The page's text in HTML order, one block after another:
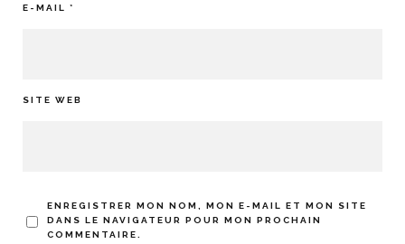
E-MAIL *
SITE WEB
ENREGISTRER MON NOM, MON E-MAIL ET MON SITE
DANS LE NAVIGATEUR POUR MON PROCHAIN
COMMENTAIRE.